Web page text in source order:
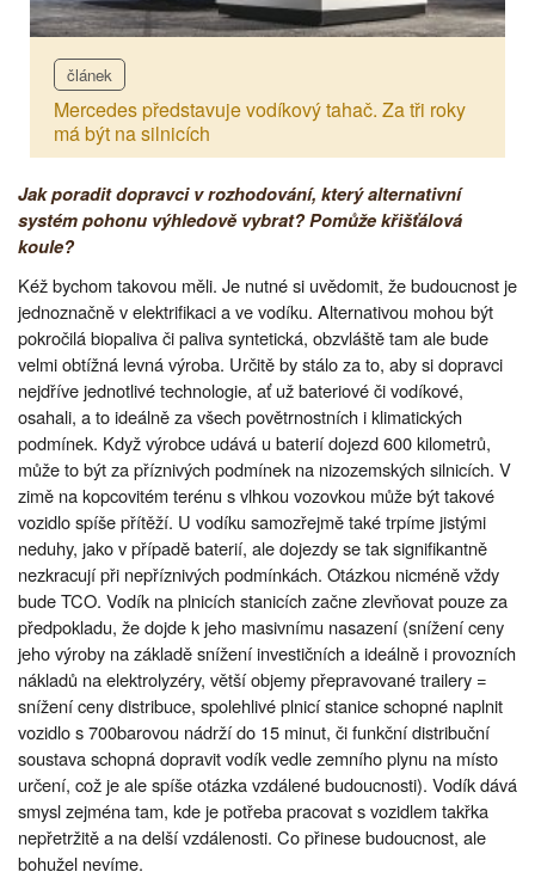
článek
Mercedes představuje vodíkový tahač. Za tři roky
má být na silnicích
Jak poradit dopravci v rozhodování, který alternativní
systém pohonu výhledově vybrat? Pomůže křišťálová
koule?
Kéž bychom takovou měli. Je nutné si uvědomit, že budoucnost je
jednoznačně v elektrifikaci a ve vodíku. Alternativou mohou být
pokročilá biopaliva či paliva syntetická, obzvláště tam ale bude
velmi obtížná levná výroba. Určitě by stálo za to, aby si dopravci
nejdříve jednotlivé technologie, ať už bateriové či vodíkové,
osahali, a to ideálně za všech povětrnostních i klimatických
podmínek. Když výrobce udává u baterií dojezd 600 kilometrů,
může to být za příznivých podmínek na nizozemských silnicích. V
zimě na kopcovitém terénu s vlhkou vozovkou může být takové
vozidlo spíše přítěží. U vodíku samozřejmě také trpíme jistými
neduhy, jako v případě baterií, ale dojezdy se tak signifikantně
nezkracují při nepříznivých podmínkách. Otázkou nicméně vždy
bude TCO. Vodík na plnicích stanicích začne zlevňovat pouze za
předpokladu, že dojde k jeho masivnímu nasazení (snížení ceny
jeho výroby na základě snížení investičních a ideálně i provozních
nákladů na elektrolyzéry, větší objemy přepravované trailery =
snížení ceny distribuce, spolehlivé plnicí stanice schopné naplnit
vozidlo s 700barovou nádrží do 15 minut, či funkční distribuční
soustava schopná dopravit vodík vedle zemního plynu na místo
určení, což je ale spíše otázka vzdálené budoucnosti). Vodík dává
smysl zejména tam, kde je potřeba pracovat s vozidlem takřka
nepřetržitě a na delší vzdálenosti. Co přinese budoucnost, ale
bohužel nevíme.